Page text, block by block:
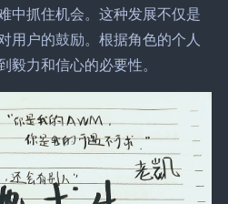
中抓住机会。这种发展不仅是
用户的鼓励。根据角色的个人
力和信心的必要性。